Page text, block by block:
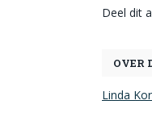
Deel dit
OVER
Linda